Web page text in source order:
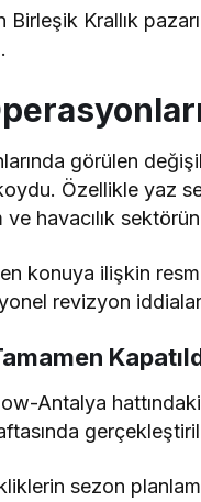
Birleşik Krallık
görülen
Özellikle yaz
havacılık
konuya ilişkin
revizyon
Antalya
sezon